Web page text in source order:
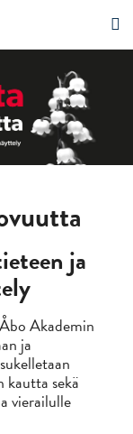
ja
Akademin
ja
kautta sekä
vierailulle